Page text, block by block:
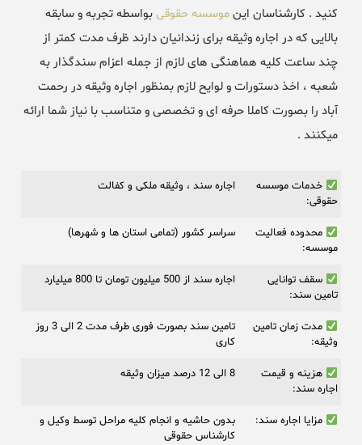
کنید . کارشناسان اینموسسه حقوقیبواسطه تجربه و سابقه
بالایی که در اجاره وثیقه برای زندانیان دارند ظرف مدت کمتر از
چند ساعت کلیه هماهنگی های لازم از جمله اعزام سندگذار به
شعبه ، اخذ دستورات و لوایح لازم بمنظور اجاره وثیقه در رحمت
آباد را بصورت کاملا حرفه ای و تخصصی و متناسب با نیاز شما ارائه
میکنند .
خدمات موسسه
حقوقی:
اجاره سند ، وثیقه ملکی و کفالت
محدوده فعالیت
موسسه:
سراسر کشور (تمامی استان ها و شهرها)
سقف توانایی
تامین سند:
اجاره سند از 500 میلیون تومان تا 800 میلیارد
مدت زمان تامین
وثیقه:
تامین سند بصورت فوری طرف مدت 2 الی 3 روز
کاری
هزینه و قیمت
اجاره سند:
8 الی 12 درصد میزان وثیقه
مزایا اجاره سند:
بدون حاشیه و انجام کلیه مراحل توسط وکیل و
کارشناس حقوقی